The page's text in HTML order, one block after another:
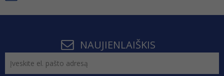
NAUJIENLAIŠKIS